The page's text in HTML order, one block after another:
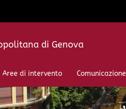
di Genova
Aree di intervento Comunicazione